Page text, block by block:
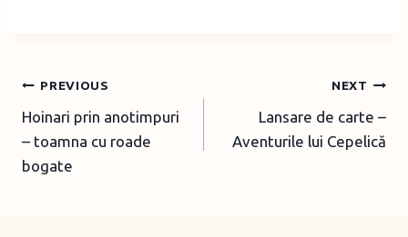
Post
navigation
PREVIOUS
Hoinari prin anotimpuri
– toamna cu roade
bogate
NEXT
Lansare de carte –
Aventurile lui Cepelică